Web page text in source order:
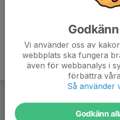
Vi använder oss av
webbplats ska fungera
även för webbanalys i
förbättra
Så använder
Godkänn